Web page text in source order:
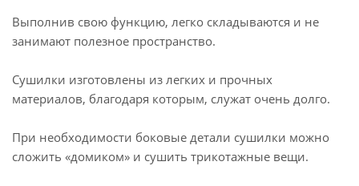
Выполнив свою функцию, легко складываются и не
занимают полезное пространство.
Сушилки изготовлены из легких и прочных
материалов, благодаря которым, служат очень долго.
При необходимости боковые детали сушилки можно
сложить «домиком» и сушить трикотажные вещи.